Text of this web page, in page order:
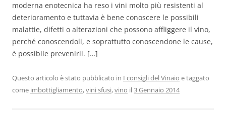
moderna enotecnica ha reso i vini molto più resistenti al
deterioramento e tuttavia è bene conoscere le possibili
malattie, difetti o alterazioni che possono affliggere il vino,
perché conoscendoli, e soprattutto conoscendone le cause,
è possibile prevenirli. […]
Questo articolo è stato pubblicato in I consigli del Vinaio e taggato
come imbottigliamento,vini sfusi,vino il3 Gennaio 2014